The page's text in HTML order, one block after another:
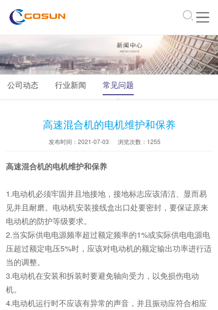
公司动态 行业新闻 常见问题
高速混合机的电机维护和保养
发布时间：2021-07-03 浏览次数： 1255
高速混合机的电机维护和保养
1.电动机必须牢固并且地接地，接地标志应该清洁、显而易
见并且耐磨。电动机安装接线盒出口处要密封，要保证原来
电动机的防护等级要求。
2.当实际供电电源频率超过额定频率的1%或实际供电电源电
压超过额定电压5%时，应该对电动机的额定输出功率进行适
当的调整。
3.电动机在安装和拆装时要避免轴向受力，以免损伤电动
机。
4.电动机运行时不应该有异常的声音，并且振动应符合相应